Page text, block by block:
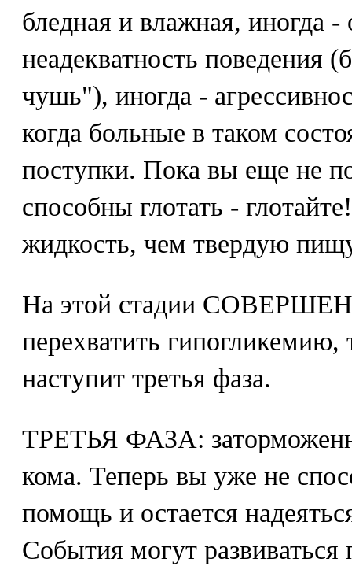
бледная и влажная, иногда -
неадекватность поведения
чушь"), иногда -
когда больные в таком
поступки. Пока вы еще не
способны глотать -
жидкость, чем твердую
На этой стадии
перехватить гипогликемию,
наступит третья фаза.
ТРЕТЬЯ ФАЗА:
кома. Теперь вы уже не
помощь и остается
События могут